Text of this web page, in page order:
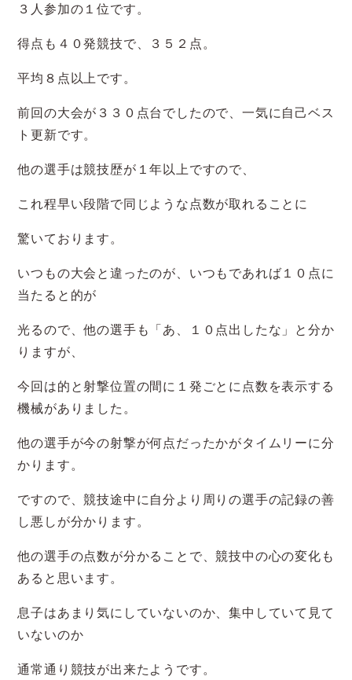
３人参加の１位です。
得点も４０発競技で、３５２点。
平均８点以上です。
前回の大会が３３０点台でしたので、一気に自己ベス
ト更新です。
他の選手は競技歴が１年以上ですので、
これ程早い段階で同じような点数が取れることに
驚いております。
いつもの大会と違ったのが、いつもであれば１０点に
当たると的が
光るので、他の選手も「あ、１０点出したな」と分か
りますが、
今回は的と射撃位置の間に１発ごとに点数を表示する
機械がありました。
他の選手が今の射撃が何点だったかがタイムリーに分
かります。
ですので、競技途中に自分より周りの選手の記録の善
し悪しが分かります。
他の選手の点数が分かることで、競技中の心の変化も
あると思います。
息子はあまり気にしていないのか、集中していて見て
いないのか
通常通り競技が出来たようです。